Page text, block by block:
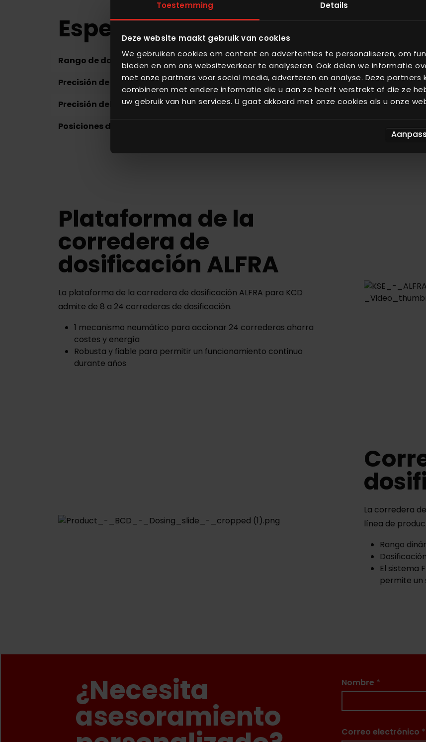
Toestemming Details
Deze website maakt gebruik van cookies
We gebruiken cookies om content en advertenties te personaliseren, om
bieden en om ons websiteverkeer te analyseren. Ook delen we informatie
met onze partners voor social media, adverteren en analyse. Deze partners
combineren met andere informatie die u aan ze heeft verstrekt of die ze
uw gebruik van hun services. U gaat akkoord met onze cookies als u onze
Especificaciones técnicas
Rango de dosificación
250 g a 100 kg
Precisión de la dosificación
10 g
Precisión del peso
5 g
Posiciones de dosificación
Plataforma de la
corredera de
dosificación ALFRA
La plataforma de la corredera de dosificación ALFRA para KCD
admite de 8 a 24 correderas de dosificación.
1 mecanismo neumático para accionar 24 correderas ahorra
costes y energía
Robusta y fiable para permitir un funcionamiento continuo
durante años
La corredera
línea de
Rango
El sistema
permite un
¿Necesita
asesoramiento
Nombre *
Correo electrónico *